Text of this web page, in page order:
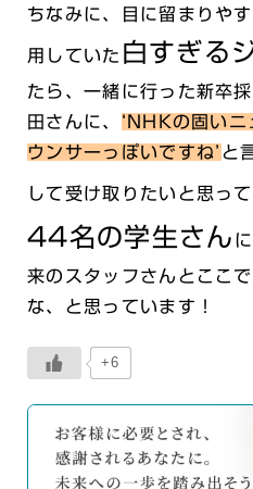
ちなみに、目に留まりや
用していた 白すぎる
たら、一緒に行った新卒
田さんに、 ‘NHKの固いニ
ウンサーっぽいですね’ と
して受け取りたいと思っ
44名の学生さん
来のスタッフさんとここ
な、と思っています！
+6